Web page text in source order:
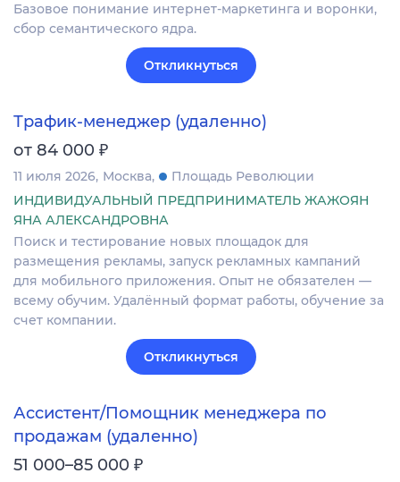
Базовое понимание интернет-маркетинга и воронки,
сбор семантического ядра.
Откликнуться
Трафик-менеджер (удаленно)
от 84 000 ₽
11 июля 2026 Москва
Площадь Революции
ИНДИВИДУАЛЬНЫЙ ПРЕДПРИНИМАТЕЛЬ ЖАЖОЯН
ЯНА АЛЕКСАНДРОВНА
Поиск и тестирование новых площадок для
размещения рекламы, запуск рекламных кампаний
для мобильного приложения. Опыт не обязателен —
всему обучим. Удалённый формат работы, обучение за
счет компании.
Откликнуться
Ассистент/Помощник менеджера по
продажам (удаленно)
51 000–85 000 ₽